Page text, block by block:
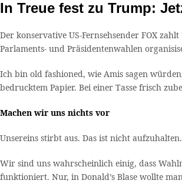
In Treue fest zu Trump:
Der konservative US-Fernsehsender FOX
Parlaments- und Präsidentenwahlen
Ich bin old fashioned, wie Amis sagen
bedrucktem Papier. Bei einer Tasse frisch
Machen wir uns nichts vor
Unsereins stirbt aus. Das ist nicht
Wir sind uns wahrscheinlich einig, dass
funktioniert. Nur, in Donald’s Blase wollte